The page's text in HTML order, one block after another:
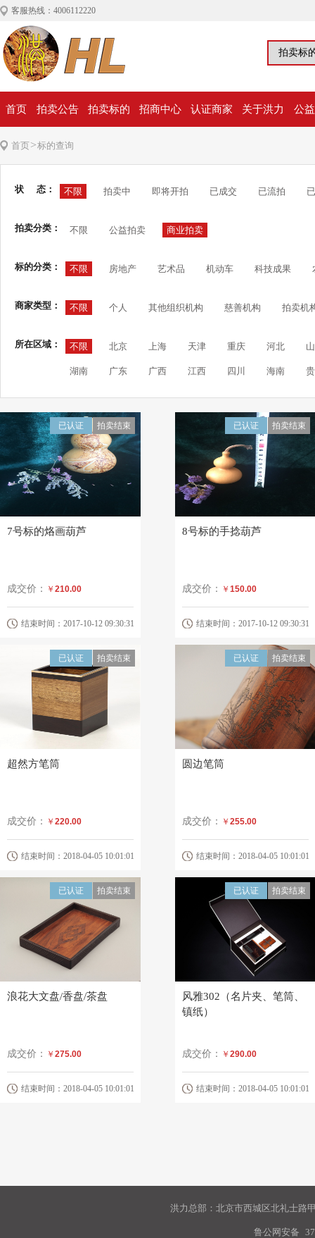
客服热线：4006112220
首页 拍卖公告 拍卖标的 招商中心 认证商家 关于洪力 公
首页>标的查询
状 态： 不限 拍卖中 即将开拍 已成交 已流拍
拍卖分类： 不限 公益拍卖 商业拍卖
标的分类： 不限 房地产 艺术品 机动车 科技成果
商家类型： 不限 个人 其他组织机构 慈善机构 拍卖机
所在区域： 不限 北京 上海 天津 重庆 河北
湖南 广东 广西 江西 四川 海南
拍卖结束
已认证
7号标的烙画葫芦
成交价： ￥ 210.00
结束时间：2017-10-12 09:30:31
拍卖结束
已认证
8号标的手捻葫芦
成交价： ￥ 150.00
结束时间：2017-10-12 09:30:31
拍卖结束
已认证
超然方笔筒
成交价： ￥ 220.00
结束时间：2018-04-05 10:01:01
拍卖结束
已认证
圆边笔筒
成交价： ￥ 255.00
结束时间：2018-04-05 10:01:01
拍卖结束
已认证
浪花大文盘/香盘/茶盘
成交价： ￥ 275.00
结束时间：2018-04-05 10:01:01
拍卖结束
已认证
风雅302（名片夹、笔筒、
镇纸）
成交价： ￥ 290.00
结束时间：2018-04-05 10:01:01
洪力总部：北京市西城区北礼士路
鲁公网安备